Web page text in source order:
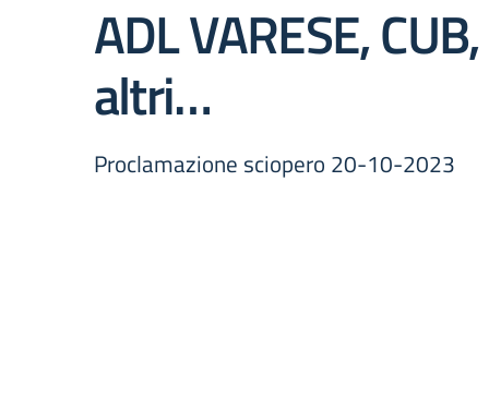
ADL VARESE,
altri…
Proclamazione sciopero 20-10-2023